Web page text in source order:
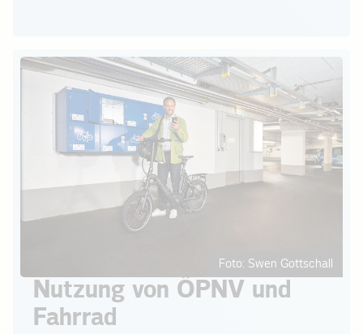
Foto: Swen Gottschall
Nutzung von ÖPNV und
Fahrrad